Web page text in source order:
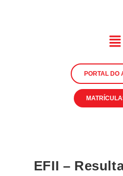
PORTAL DO
EFII –